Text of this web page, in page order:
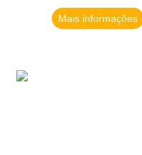
Mais informações